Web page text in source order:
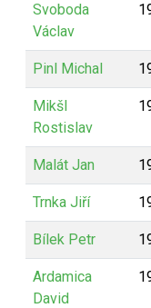
Svoboda
Václav
Pinl Michal
Mikšl
Rostislav
Malát Jan
Trnka Jiří
Bílek Petr
Ardamica
David